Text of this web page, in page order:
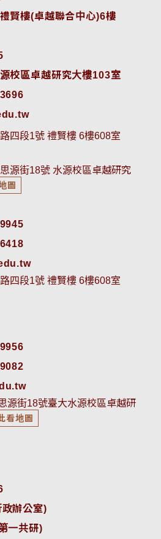
賢樓(卓越聯合中心)6樓
校區卓越研究大樓103室
四段1號 禮賢樓 6樓608室
源街18號 水源校區卓越研究
圖
四段1號 禮賢樓 6樓608室
源街18號臺大水源校區卓越研
看地圖
政辦公室)
一共研)